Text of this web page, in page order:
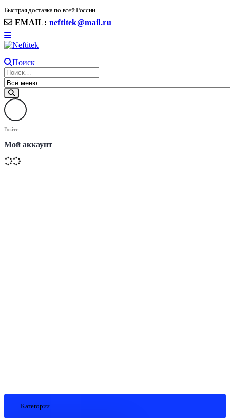
Быстрая доставка по всей России
EMAIL: neftitek@mail.ru
Поиск
Войти
Мой аккаунт
Категории
8(906) 399 11 22 | 8(905)367-58-58